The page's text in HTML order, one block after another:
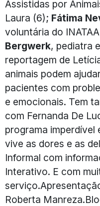
Assistidas por
Laura (6); Fátima
voluntária do
Bergwerk, pediatra
reportagem de
animais podem
pacientes com
e emocionais. Tem
com Fernanda De
programa imperdível
vive as dores e as
Informal com
Interativo. E com
Roberta